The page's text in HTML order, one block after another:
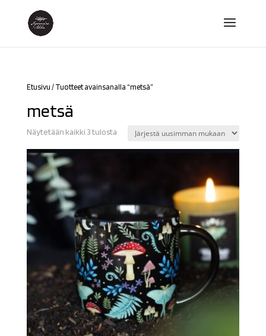
Etusivu / Tuotteet avainsanalla “metsä”
metsä
Näytetään kaikki 3 tulostaSorted